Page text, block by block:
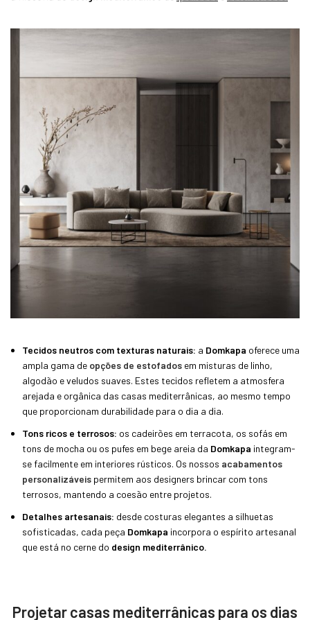
Tecidos neutros com texturas naturais: a Domkapa oferece uma
ampla gama de opções de estofados em misturas de linho,
algodão e veludos suaves. Estes tecidos refletem a atmosfera
arejada e orgânica das casas mediterrânicas, ao mesmo tempo
que proporcionam durabilidade para o dia a dia.
Tons ricos e terrosos: os cadeirões em terracota, os sofás em
tons de mocha ou os pufes em bege areia da Domkapa integram-
se facilmente em interiores rústicos. Os nossos acabamentos
personalizáveis permitem aos designers brincar com tons
terrosos, mantendo a coesão entre projetos.
Detalhes artesanais: desde costuras elegantes a silhuetas
sofisticadas, cada peça Domkapa incorpora o espírito artesanal
que está no cerne do design mediterrânico.
Projetar casas mediterrânicas para os dias